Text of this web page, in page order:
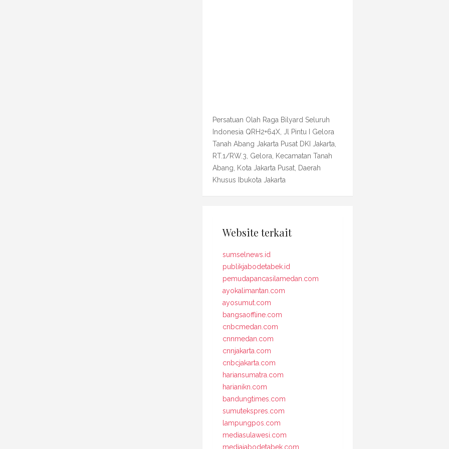
Persatuan Olah Raga Bilyard Seluruh
Indonesia QRH2+64X, Jl Pintu I Gelora
Tanah Abang Jakarta Pusat DKI Jakarta,
RT.1/RW.3, Gelora, Kecamatan Tanah
Abang, Kota Jakarta Pusat, Daerah
Khusus Ibukota Jakarta
Website terkait
sumselnews.id
publikjabodetabek.id
pemudapancasilamedan.com
ayokalimantan.com
ayosumut.com
bangsaoffline.com
cnbcmedan.com
cnnmedan.com
cnnjakarta.com
cnbcjakarta.com
hariansumatra.com
harianikn.com
bandungtimes.com
sumutekspres.com
lampungpos.com
mediasulawesi.com
mediajabodetabek.com